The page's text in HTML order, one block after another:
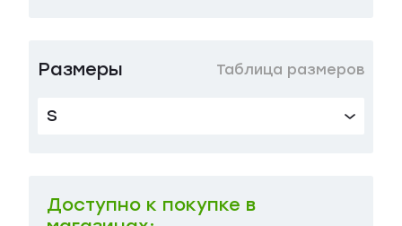
Размеры Таблица размеров
S
L
Доступно к покупке в